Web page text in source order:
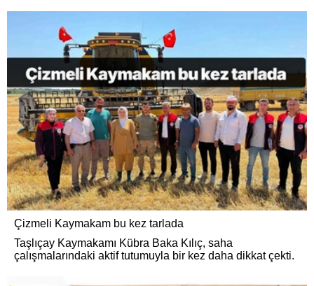
Çizmeli Kaymakam bu kez tarlada
Taşlıçay Kaymakamı Kübra Baka Kılıç, saha
çalışmalarındaki aktif tutumuyla bir kez daha dikkat çekti.